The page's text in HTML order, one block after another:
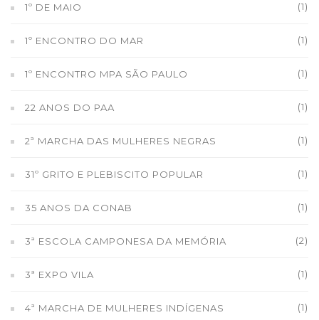
1º DE MAIO (1)
1º ENCONTRO DO MAR (1)
1º ENCONTRO MPA SÃO PAULO (1)
22 ANOS DO PAA (1)
2ª MARCHA DAS MULHERES NEGRAS (1)
31º GRITO E PLEBISCITO POPULAR (1)
35 ANOS DA CONAB (1)
3ª ESCOLA CAMPONESA DA MEMÓRIA (2)
3ª EXPO VILA (1)
4ª MARCHA DE MULHERES INDÍGENAS (1)